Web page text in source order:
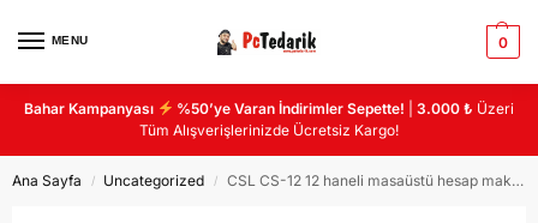
MENU 0
Bahar Kampanyası %50’ye Varan İndirimler Sepette! |3.000 ₺ Üzeri
Tüm Alışverişlerinizde Ücretsiz Kargo!
Ana Sayfa / Uncategorized / CSL CS-12 12 haneli masaüstü hesap makinası